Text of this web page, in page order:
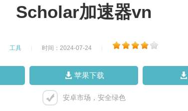
Scholar加速器vn
工具 时间：2024-07-24
苹果下载
安卓市场，安全绿色